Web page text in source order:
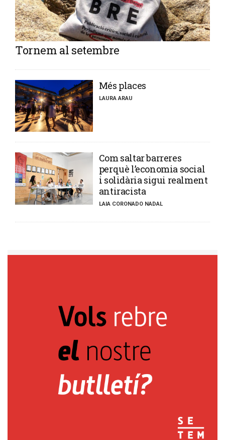
Tornem al setembre
​Més places
LAURA ARAU
​Com saltar barreres
perquè l’economia social
i solidària sigui realment
antiracista
LAIA CORONADO NADAL